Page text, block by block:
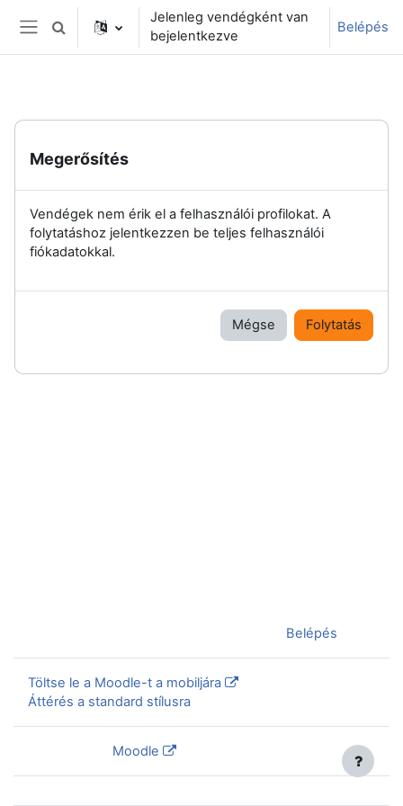
Tovább a fő tartalomhoz
Oldalpanel
Keresési bemeneti adatok váltása
Jelenleg vendégként van
bejelentkezve
Belépés
Megerősítés
Vendégek nem érik el a felhasználói profilokat. A
folytatáshoz jelentkezzen be teljes felhasználói
fiókadatokkal.
Mégse Folytatás
Belépés
Töltse le a Moodle-t a mobiljára
Áttérés a standard stílusra
Moodle